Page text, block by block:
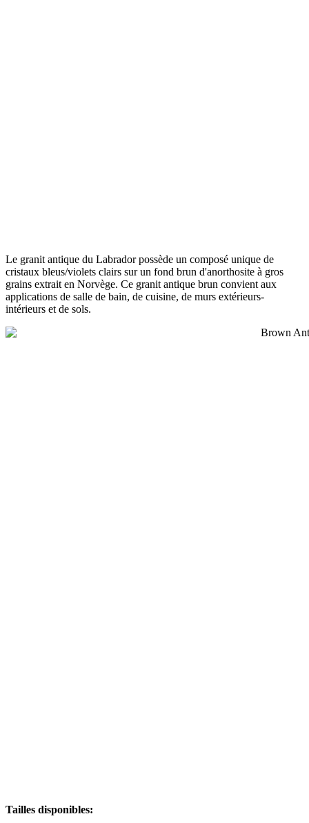
Le granit antique du Labrador possède un composé unique de
cristaux bleus/violets clairs sur un fond brun d'anorthosite à gros
grains extrait en Norvège. Ce granit antique brun convient aux
applications de salle de bain, de cuisine, de murs extérieurs-
intérieurs et de sols.
Tailles disponibles: